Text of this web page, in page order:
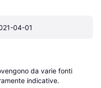
04-01
da varie fonti
indicative.